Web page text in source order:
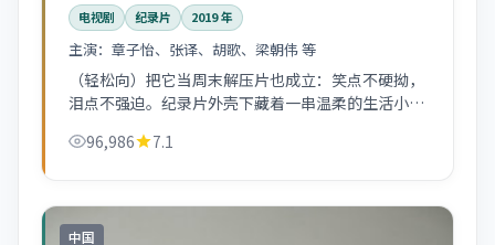
电视剧 纪录片 2019年
主演： 章子怡、张译、胡歌、梁朝伟 等
（轻松向）把它当周末解压片也成立：笑点不硬拗，
泪点不强迫。纪录片外壳下藏着一串温柔的生活小
96,986 7.1
中国